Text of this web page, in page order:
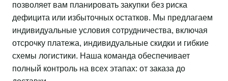
позволяет вам планировать закупки без риска
дефицита или избыточных остатков. Мы предлагаем
индивидуальные условия сотрудничества, включая
отсрочку платежа, индивидуальные скидки и гибкие
схемы логистики. Наша команда обеспечивает
полный контроль на всех этапах: от заказа до